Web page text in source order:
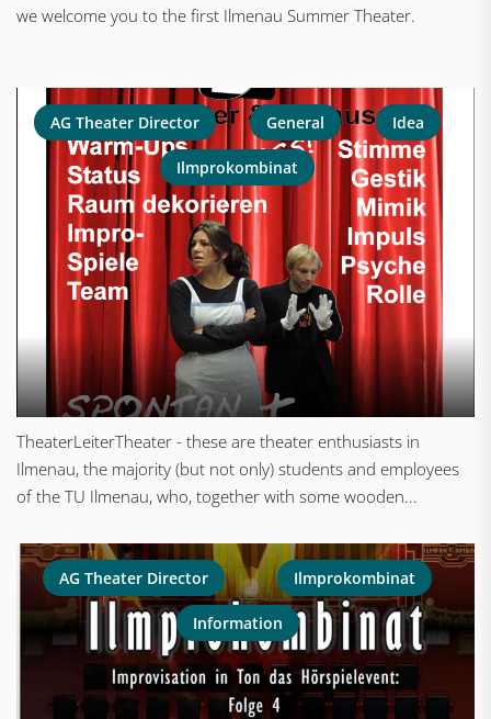
we welcome you to the first Ilmenau Summer Theater.
AG Theater Director General Idea
Ilmprokombinat
TheaterLeiterTheater - these are theater enthusiasts in
Ilmenau, the majority (but not only) students and employees
of the TU Ilmenau, who, together with some wooden...
AG Theater Director Ilmprokombinat
Information